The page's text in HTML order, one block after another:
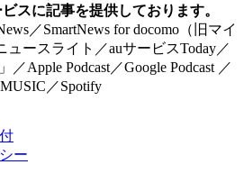
スに記事を提供しております。
／SmartNews for docomo（旧マイ
ュースライト／auサービスToday／
Apple Podcast／Google Podcast ／
／Spotify
ー